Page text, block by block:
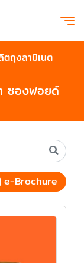
ตถุงลามิเนต
ซองฟอยด์
e-Brochure